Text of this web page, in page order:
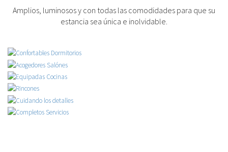
Amplios, luminosos y con todas las comodidades para que su
estancia sea única e inolvidable.